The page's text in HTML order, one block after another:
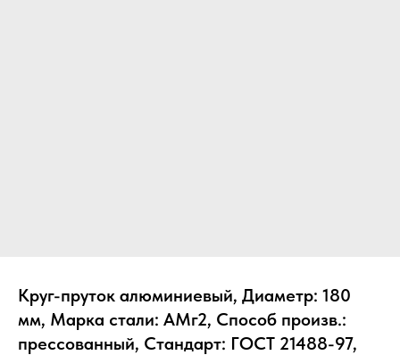
Круг-пруток алюминиевый, Диаметр: 180
мм, Марка стали: АМг2, Способ произв.:
прессованный, Стандарт: ГОСТ 21488-97,